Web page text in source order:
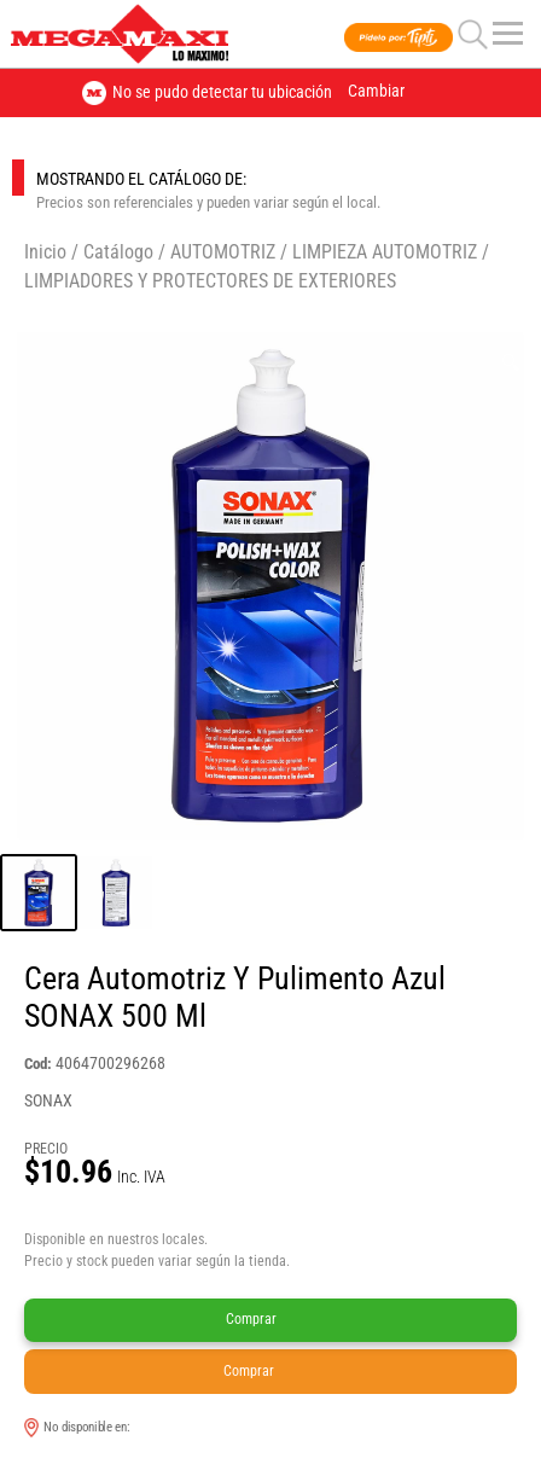
No se pudo detectar tu ubicación Cambiar
MOSTRANDO EL CATÁLOGO DE:
Precios son referenciales y pueden variar según el local.
Inicio / Catálogo / AUTOMOTRIZ / LIMPIEZA AUTOMOTRIZ /
LIMPIADORES Y PROTECTORES DE EXTERIORES
Cera Automotriz Y Pulimento Azul
SONAX 500 Ml
Cod: 4064700296268
SONAX
PRECIO
$10.96 Inc. IVA
Disponible en nuestros locales.
Precio y stock pueden variar según la tienda.
Comprar
Comprar
No disponible en: